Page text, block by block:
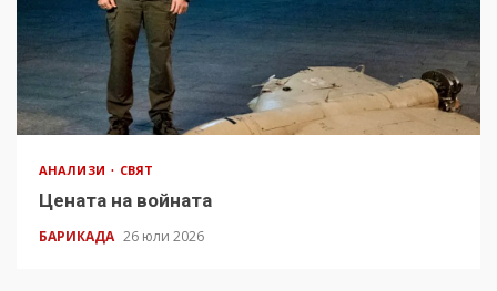
АНАЛИЗИ СВЯТ
Цената на войната
БАРИКАДА 26 юли 2026